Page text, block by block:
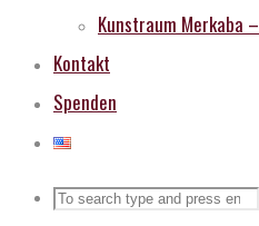
Kunstraum Merkaba
Kontakt
Spenden
Search
Search